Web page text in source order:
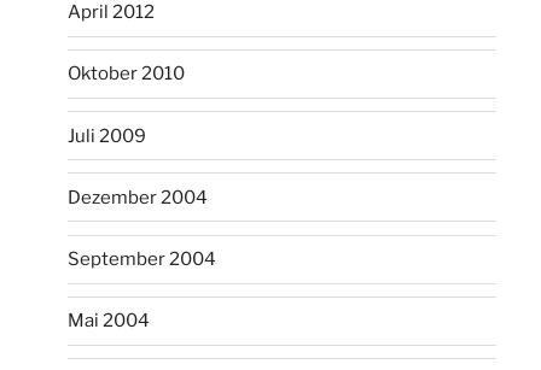
April 2012
Oktober 2010
Juli 2009
Dezember 2004
September 2004
Mai 2004